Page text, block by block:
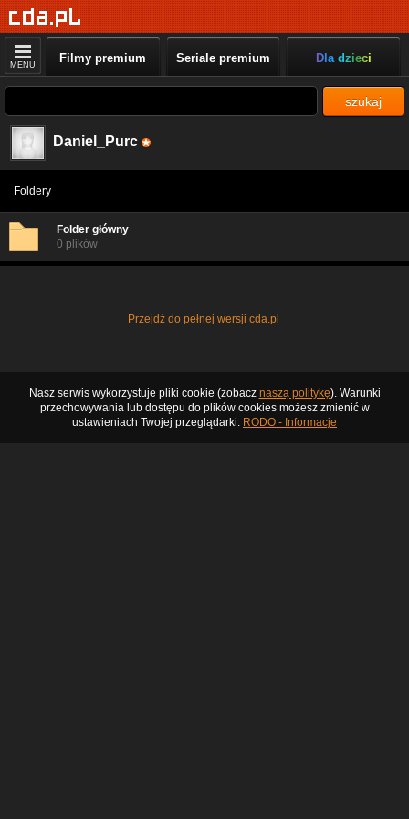
MENU Filmy premium Seriale premium Dla dzieci
szukaj
Daniel_Purc
Foldery
Folder główny
0 plików
Przejdź do pełnej wersji cda.pl
Nasz serwis wykorzystuje pliki cookie (zobacz naszą politykę). Warunki
przechowywania lub dostępu do plików cookies możesz zmienić w
ustawieniach Twojej przeglądarki. RODO - Informacje